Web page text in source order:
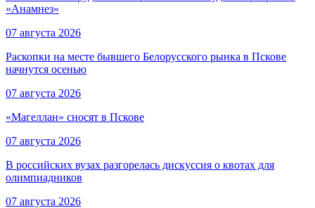
«Анамнез»
07 августа 2026
Раскопки на месте бывшего Белорусского рынка в Пскове
начнутся осенью
07 августа 2026
«Магеллан» сносят в Пскове
07 августа 2026
В российских вузах разгорелась дискуссия о квотах для
олимпиадников
07 августа 2026